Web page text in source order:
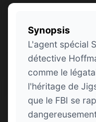
Synopsis
L'agent spécial
détective
comme le
l'héritage de
que le FBI se